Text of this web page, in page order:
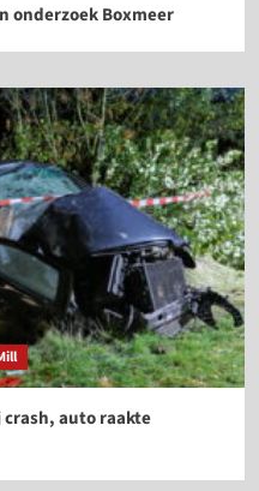
onderzoek Boxmeer
auto raakte